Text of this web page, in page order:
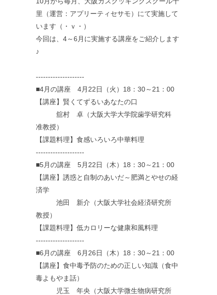
里（運営：アプリーティセサモ）にて実施して
います（・ｖ・）
今回は、4～6月に実施する講座をご紹介します
♪
--------------------
■4月の講座 4月22日（火）18：30～21：00
【講座】賢くてずるいあなたの口
舘村 卓（大阪大学大学院歯学研究科
准教授）
【課題料理】食感いろいろ中華料理
--------------------
■5月の講座 5月22日（木）18：30～21：00
【講座】誘惑と自制のあいだ～肥満とやせの経
済学
池田 新介（大阪大学社会経済研究所
教授）
【課題料理】低カロリーな健康和風料理
--------------------
■6月の講座 6月26日（木）18：30～21：00
【講座】食中毒予防のための正しい知識（食中
毒よもやま話）
児玉 年央（大阪大学微生物病研究所